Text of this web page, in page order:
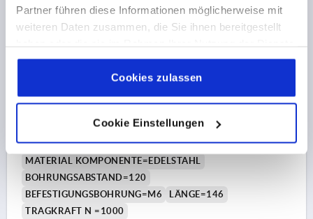
Partner führen diese Informationen möglicherweise mit
weiteren Daten zusammen, die Sie ihnen bereitgestellt
gesammelt haben.Cookie Richtlinien
Datenschutz|AGB
Cookies zulassen
Cookie Einstellungen
BÜGELGRIFF, FORM:B MIT INNENGEWINDE,
BIOPOLYMER SCHWARZGRAU RAL7021,
MATERIAL KOMPONENTE=EDELSTAHL
BOHRUNGSABSTAND=120
BEFESTIGUNGSBOHRUNG=M6
LÄNGE=146
TRAGKRAFT N =1000